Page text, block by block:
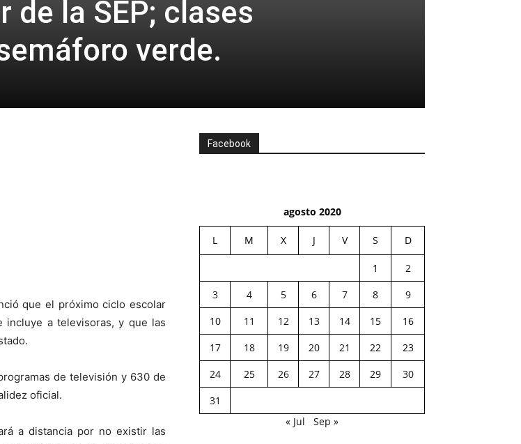
la SEP; clases
verde.
que el próximo ciclo escolar
incluye a televisoras, y que las
de televisión y 630 de
oficial.
a distancia por no existir las
Facebook
agosto 2020
L M X J V S D
1
2
3
4 5 6 7 8
9
10
11 12 13 14 15
16
17
18 19 20 21 22
23
24
25 26 27 28 29
30
31
« Jul
Sep »